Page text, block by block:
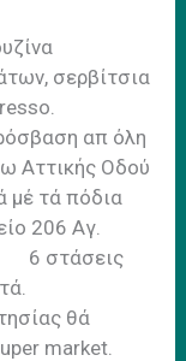
σερβίτσια
απ όλη
Αττικής Οδού
μέ τά πόδια
206 Αγ.
6 στάσεις
θά
market.